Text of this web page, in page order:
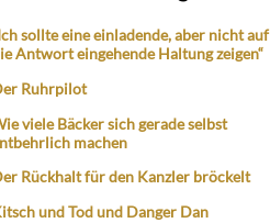
sollte eine einladende, aber nicht auf
Antwort eingehende Haltung zeigen“
Ruhrpilot
viele Bäcker sich gerade selbst
machen
Rückhalt für den Kanzler bröckelt
und Tod und Danger Dan